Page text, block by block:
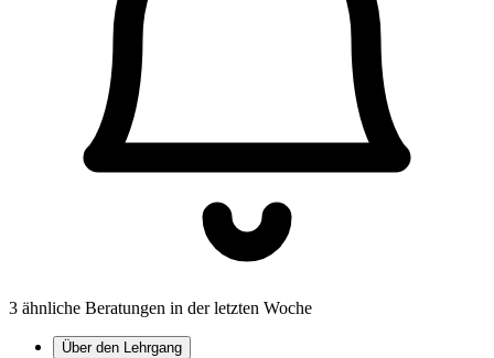
3 ähnliche Beratungen in der letzten Woche
Über den Lehrgang